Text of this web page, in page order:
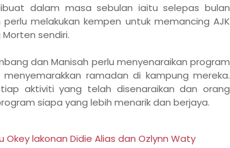
dalam masa sebulan iaitu selepas bulan
melakukan kempen untuk memancing AJK
sendiri.
dan Manisah perlu menyenaraikan program
ramadan di kampung mereka.
aktiviti yang telah disenaraikan dan orang
siapa yang lebih menarik dan berjaya.
Okey lakonan Didie Alias dan Ozlynn Waty